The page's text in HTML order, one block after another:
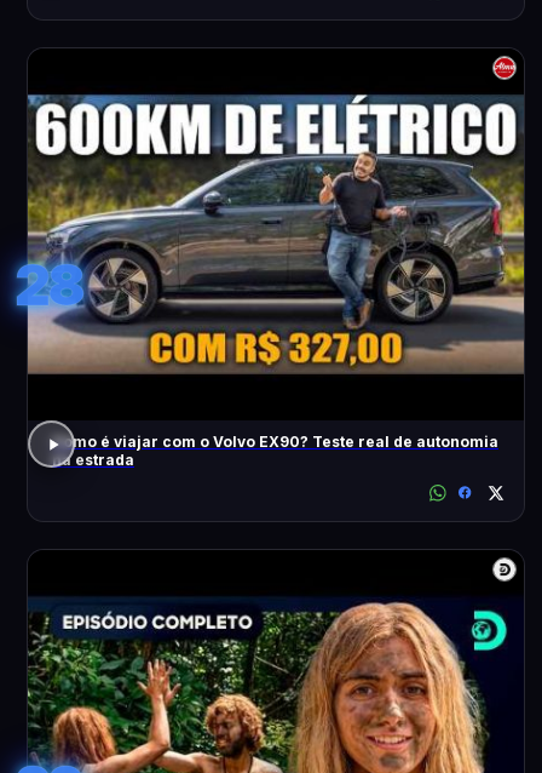
28
Como é viajar com o Volvo EX90? Teste real de autonomia
na estrada